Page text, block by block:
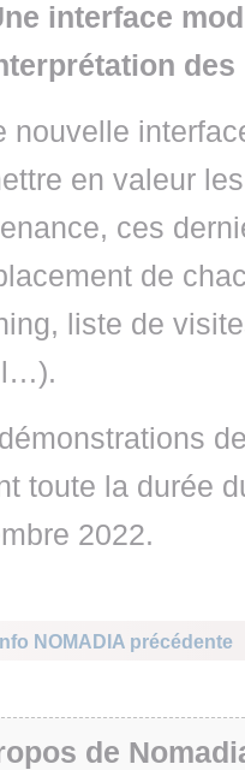
interface
nouvelle
en valeur
ces
de
liste de
toute la durée
2022.
Info NOMADIA précédente
de